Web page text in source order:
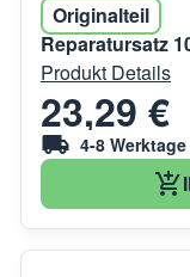
Originalteil
Reparatursatz
Produkt Details
23,29 €
4-8 Werktage